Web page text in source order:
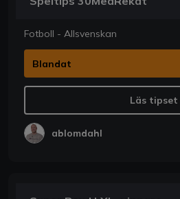
Fotboll - Allsvenskan
Blandat
Läs tipset
ablomdahl